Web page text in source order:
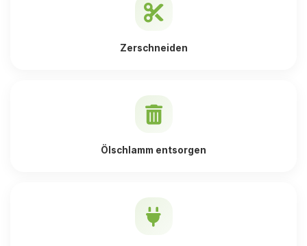
Zerschneiden
Ölschlamm entsorgen